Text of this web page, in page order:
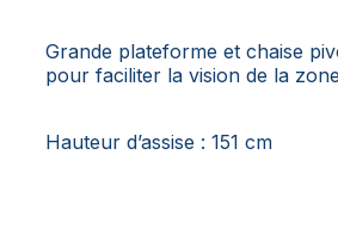
Grande plateforme et chaise
pour faciliter la vision de la
Hauteur d’assise : 151 cm